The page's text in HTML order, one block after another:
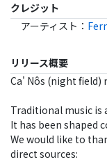
クレジット
アーティスト ：
リリース概要
Ca' Nôs (night
Traditional music is
It has been shaped
We would like to
direct sources: